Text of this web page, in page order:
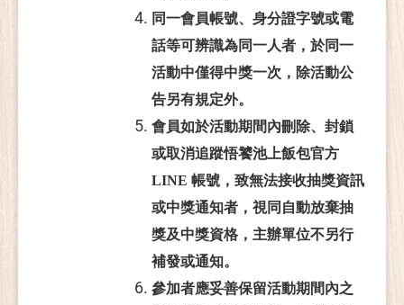
同一會員帳號、身分證字號或電
話等可辨識為同一人者，於同一
活動中僅得中獎一次，除活動公
告另有規定外。
會員如於活動期間內刪除、封鎖
或取消追蹤悟饕池上飯包官方
LINE 帳號，致無法接收抽獎資訊
或中獎通知者，視同自動放棄抽
獎及中獎資格，主辦單位不另行
補發或通知。
參加者應妥善保留活動期間內之